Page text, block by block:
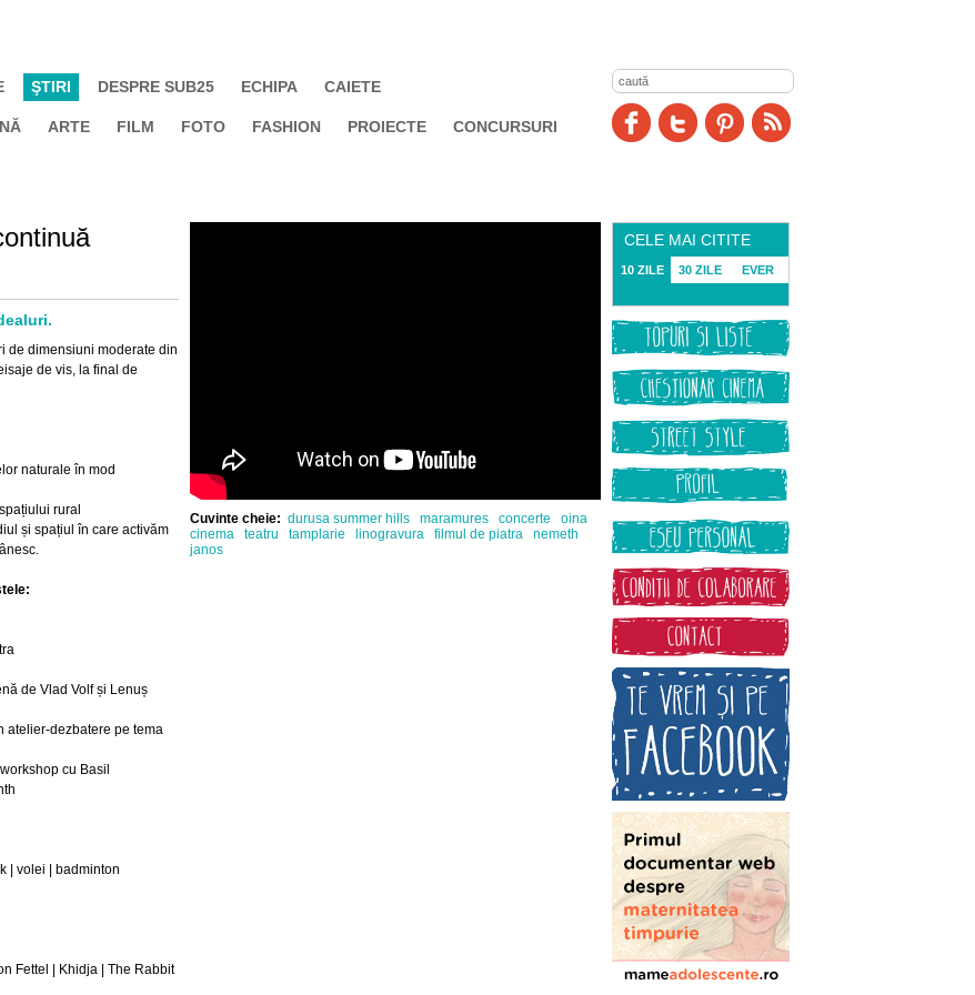
ŞTIRI DESPRE SUB25 ECHIPA CAIETE
ARTE FILM FOTO FASHION PROIECTE CONCURSURI
de dimensiuni moderate din
de vis, la final de
naturale în mod
rural
și spațiul în care activăm
de Vlad Volf și Lenuș
atelier-dezbatere pe tema
cu Basil
| volei | badminton
Fettel | Khidja | The Rabbit
Cuvinte cheie: durusa summer hills maramures concerte
oina
cinema
teatru tamplarie linogravura filmul de piatra
nemeth
janos
CELE MAI CITITE
10 ZILE 30 ZILE EVER